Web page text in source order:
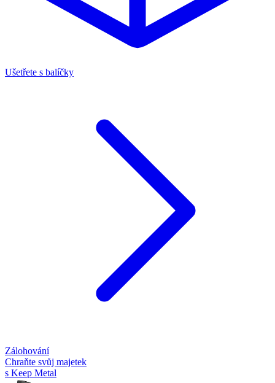
Ušetřete s balíčky
Zálohování
Chraňte svůj majetek
s Keep Metal